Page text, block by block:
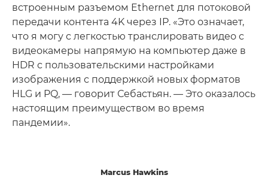
встроенным разъемом Ethernet для потоковой
передачи контента 4K через IP. «Это означает,
что я могу с легкостью транслировать видео с
видеокамеры напрямую на компьютер даже в
HDR с пользовательскими настройками
изображения с поддержкой новых форматов
HLG и PQ, — говорит Себастьян. — Это оказалось
настоящим преимуществом во время
пандемии».
Marcus Hawkins